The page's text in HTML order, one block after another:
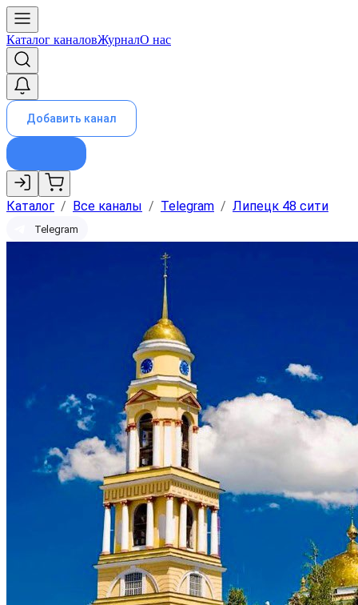
Каталог каналовЖурналО нас
Добавить канал
Каталог / Все каналы / Telegram / Липецк 48 сити
Telegram